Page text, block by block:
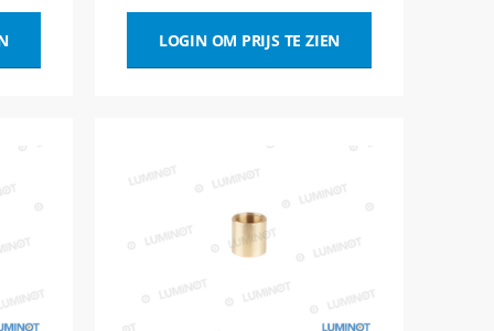
LOGIN OM PRIJS TE ZIEN